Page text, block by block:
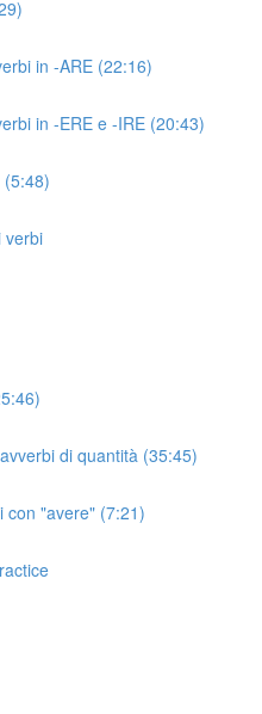
in -ARE (22:16)
in -ERE e -IRE (20:43)
verbi
di quantità (35:45)
con "avere" (7:21)